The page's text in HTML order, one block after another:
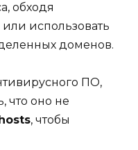
обходя
использовать
доменов.
ПО,
что оно не
, чтобы